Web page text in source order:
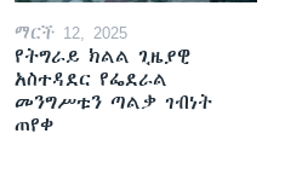
ማርች 12, 2025
የትግራይ ክልል ጊዜያዊ
አስተዳደር የፌደራል
መንግሥቱን ጣልቃ ገብነት
ጠየቀ